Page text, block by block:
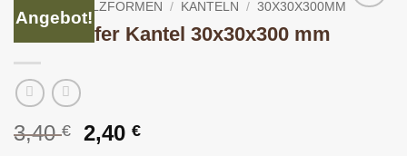
Angebot!
HOLZFORMEN / KANTELN / 30X30X300MM
Zirbelkiefer Kantel 30x30x300 mm
3,40€
Ursprünglicher
2,40€Aktueller